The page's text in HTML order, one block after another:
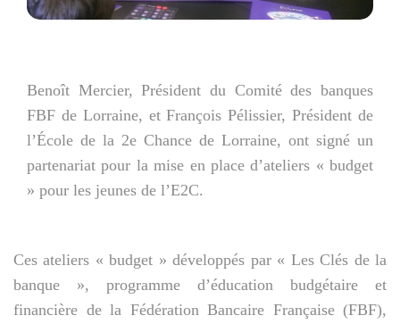
Benoît Mercier, Président du Comité des banques
FBF de Lorraine, et François Pélissier, Président de
l’École de la 2e Chance de Lorraine, ont signé un
partenariat pour la mise en place d’ateliers « budget
» pour les jeunes de l’E2C.
Ces ateliers « budget » développés par « Les Clés de la
banque », programme d’éducation budgétaire et
financière de la Fédération Bancaire Française (FBF),